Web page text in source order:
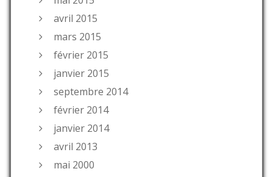
avril 2015
mars 2015
février 2015
janvier 2015
septembre 2014
février 2014
janvier 2014
avril 2013
mai 2000